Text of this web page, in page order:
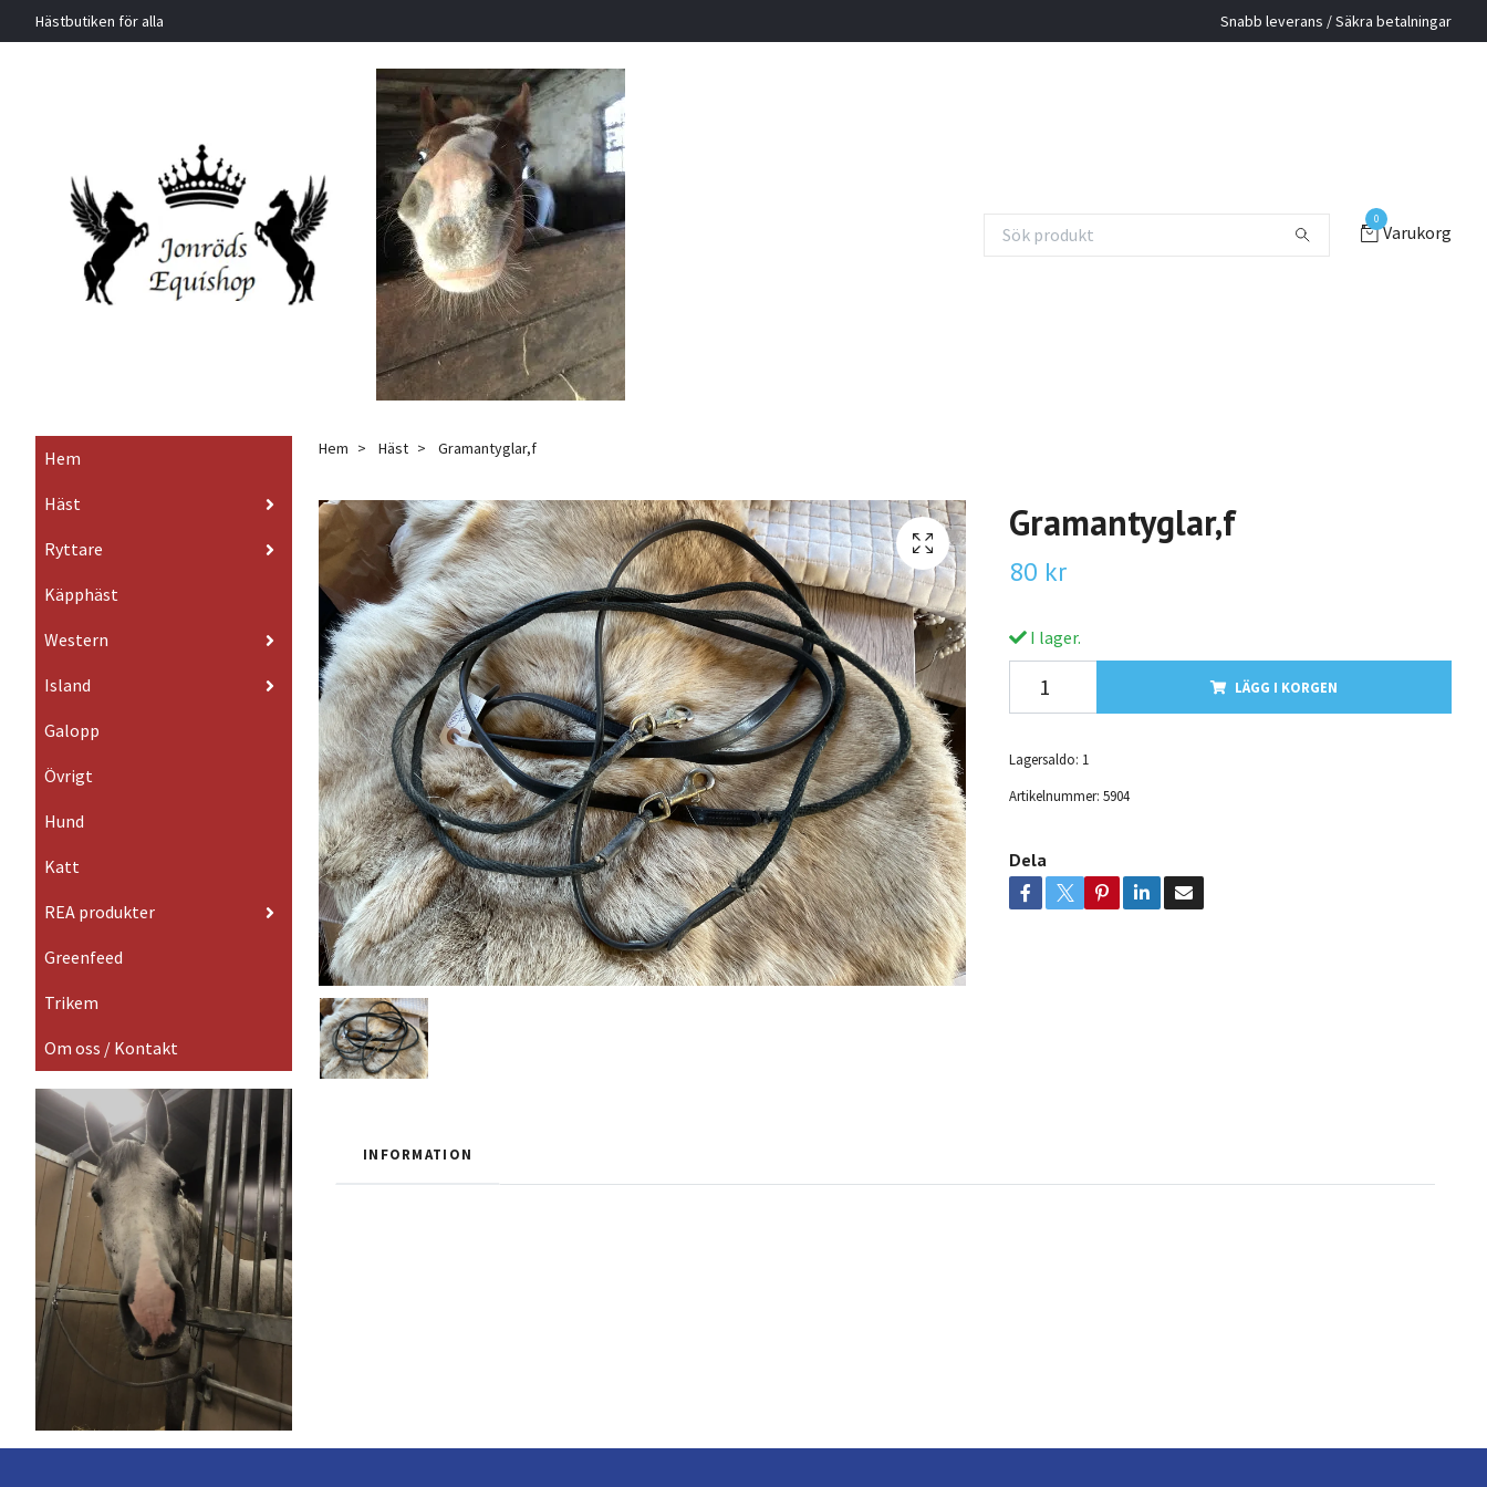
Hästbutiken för alla Snabb leverans / Säkra betalningar
0
Varukorg
Hem
Häst
Ryttare
Käpphäst
Western
Island
Galopp
Övrigt
Hund
Katt
REA produkter
Greenfeed
Trikem
Om oss / Kontakt
Hem Häst Gramantyglar,f
Gramantyglar,f
80 kr
I lager.
LÄGG I KORGEN
Lagersaldo: 1
Artikelnummer: 5904
Dela
INFORMATION